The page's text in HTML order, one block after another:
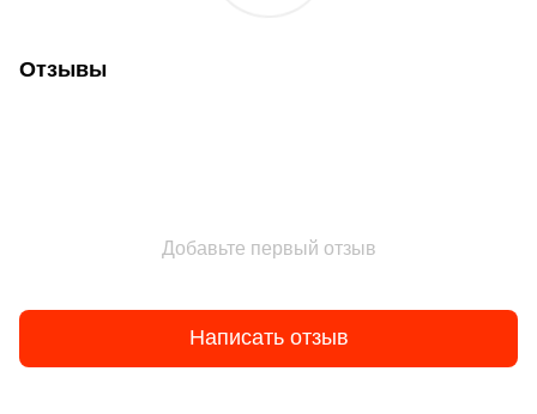
Отзывы
Добавьте первый отзыв
Написать отзыв